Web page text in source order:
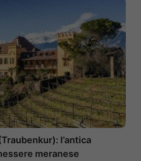
l’antica
meranese